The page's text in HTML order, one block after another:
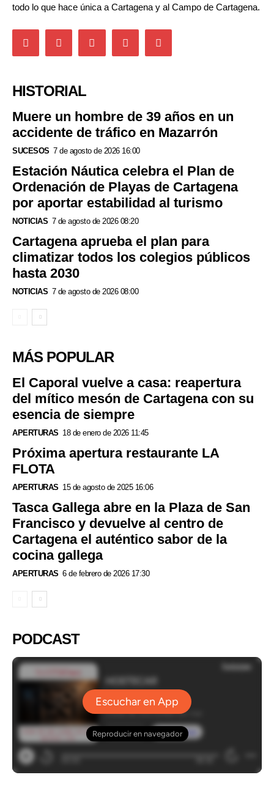
todo lo que hace única a Cartagena y al Campo de Cartagena.
HISTORIAL
Muere un hombre de 39 años en un
accidente de tráfico en Mazarrón
SUCESOS 7 de agosto de 2026 16:00
Estación Náutica celebra el Plan de
Ordenación de Playas de Cartagena
por aportar estabilidad al turismo
NOTICIAS 7 de agosto de 2026 08:20
Cartagena aprueba el plan para
climatizar todos los colegios públicos
hasta 2030
NOTICIAS 7 de agosto de 2026 08:00
MÁS POPULAR
El Caporal vuelve a casa: reapertura
del mítico mesón de Cartagena con su
esencia de siempre
APERTURAS 18 de enero de 2026 11:45
Próxima apertura restaurante LA
FLOTA
APERTURAS 15 de agosto de 2025 16:06
Tasca Gallega abre en la Plaza de San
Francisco y devuelve al centro de
Cartagena el auténtico sabor de la
cocina gallega
APERTURAS 6 de febrero de 2026 17:30
PODCAST